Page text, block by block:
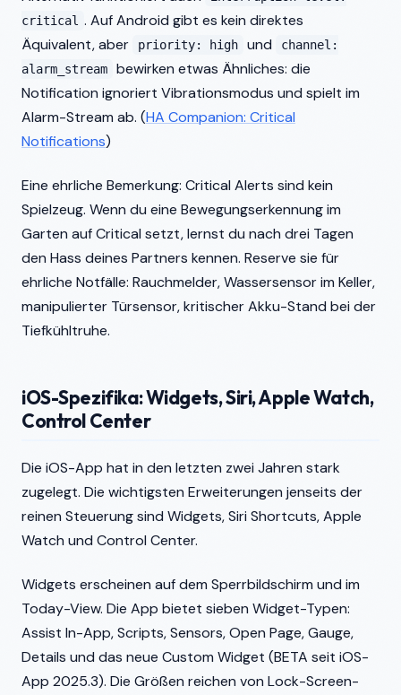
critical . Auf Android gibt es kein direktes
Äquivalent, aber
priority: high und
channel:
alarm_stream
bewirken etwas Ähnliches: die
Notification ignoriert Vibrationsmodus und spielt im
Alarm-Stream ab. (HA Companion: Critical
Notifications)
Eine ehrliche Bemerkung: Critical Alerts sind kein
Spielzeug. Wenn du eine Bewegungserkennung im
Garten auf Critical setzt, lernst du nach drei Tagen
den Hass deines Partners kennen. Reserve sie für
ehrliche Notfälle: Rauchmelder, Wassersensor im Keller,
manipulierter Türsensor, kritischer Akku-Stand bei der
Tiefkühltruhe.
iOS-Spezifika: Widgets, Siri, Apple Watch,
Control Center
Die iOS-App hat in den letzten zwei Jahren stark
zugelegt. Die wichtigsten Erweiterungen jenseits der
reinen Steuerung sind Widgets, Siri Shortcuts, Apple
Watch und Control Center.
Widgets erscheinen auf dem Sperrbildschirm und im
Today-View. Die App bietet sieben Widget-Typen:
Assist In-App, Scripts, Sensors, Open Page, Gauge,
Details und das neue Custom Widget (BETA seit iOS-
App 2025.3). Die Größen reichen von Lock-Screen-